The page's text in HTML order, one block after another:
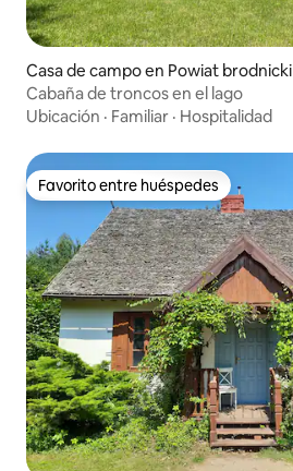
Casa de campo en Powiat brodnicki
Cabaña de troncos en el lago
Ubicación · Familiar · Hospitalidad
Favorito entre huéspedes
Favorito entre huéspedes